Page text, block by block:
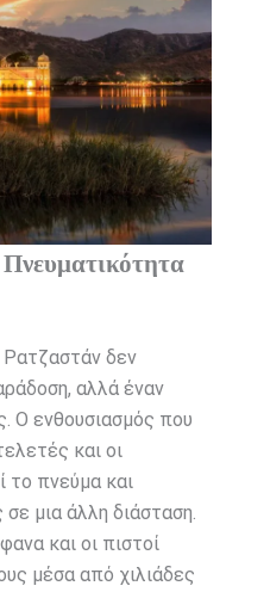
δεν
αλλά έναν
Ο ενθουσιασμός που
και οι
το πνεύμα και
σε μια άλλη διάσταση.
και οι πιστοί
μέσα από χιλιάδες